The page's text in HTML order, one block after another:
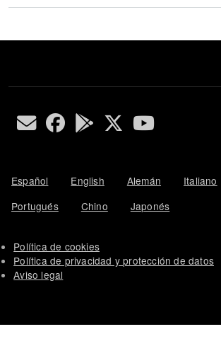
Español English Alemán Italiano
Portugués
Chino Japonés
Política de cookies
Política de privacidad y protección de datos
Aviso legal